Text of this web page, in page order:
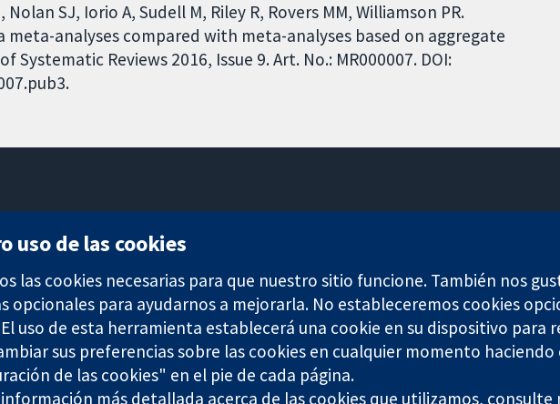
SJ, Iorio A, Sudell M, Riley R, Rovers MM, Williamson PR.
analyses compared with meta-analyses based on aggregate
Systematic Reviews 2016, Issue 9. Art. No.: MR000007. DOI:
Londres
Reino Unido
1045921) and a company limited by guarantee (no. 03044323) registered in England &
uso de las cookies
las cookies necesarias para que nuestro sitio funcione. También nos
opcionales para ayudarnos a mejorarla. No estableceremos cookies
uso de esta herramienta establecerá una cookie en su dispositivo para
sus preferencias sobre las cookies en cualquier momento haciendo
de las cookies" en el pie de cada página.
información más detallada acerca de las cookies que utilizamos, consulte